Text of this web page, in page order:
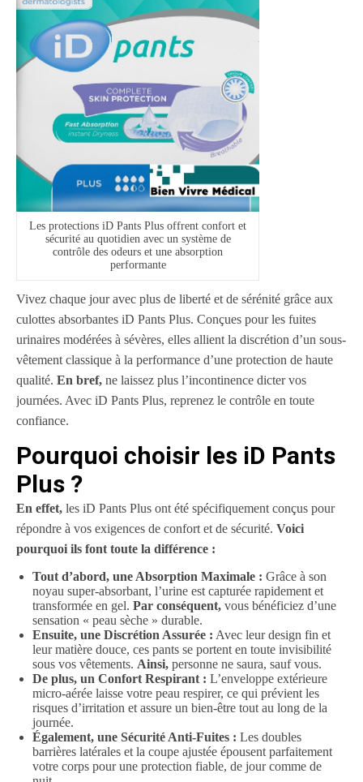
Les protections iD Pants Plus offrent confort et
sécurité au quotidien avec un système de
contrôle des odeurs et une absorption
performante
Vivez chaque jour avec plus de liberté et de sérénité grâce aux
culottes absorbantes iD Pants Plus. Conçues pour les fuites
urinaires modérées à sévères, elles allient la discrétion d’un sous-
vêtement classique à la performance d’une protection de haute
qualité. En bref, ne laissez plus l’incontinence dicter vos
journées. Avec iD Pants Plus, reprenez le contrôle en toute
confiance.
Pourquoi choisir les iD Pants
Plus ?
En effet, les iD Pants Plus ont été spécifiquement conçus pour
répondre à vos exigences de confort et de sécurité. Voici
pourquoi ils font toute la différence :
Tout d’abord, une Absorption Maximale : Grâce à son
noyau super-absorbant, l’urine est capturée rapidement et
transformée en gel. Par conséquent, vous bénéficiez d’une
sensation « peau sèche » durable.
Ensuite, une Discrétion Assurée : Avec leur design fin et
leur matière douce, ces pants se portent en toute invisibilité
sous vos vêtements. Ainsi, personne ne saura, sauf vous.
De plus, un Confort Respirant : L’enveloppe extérieure
micro-aérée laisse votre peau respirer, ce qui prévient les
risques d’irritation et assure un bien-être tout au long de la
journée.
Également, une Sécurité Anti-Fuites : Les doubles
barrières latérales et la coupe ajustée épousent parfaitement
votre corps pour une protection fiable, de jour comme de